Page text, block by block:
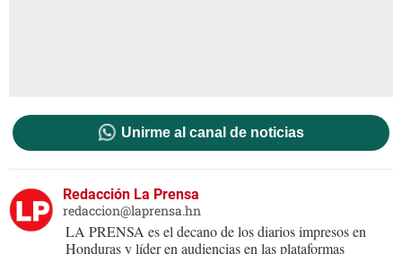
Unirme al canal de noticias
Redacción La Prensa
redaccion@laprensa.hn
LA PRENSA es el decano de los diarios impresos en
Honduras y líder en audiencias en las plataformas